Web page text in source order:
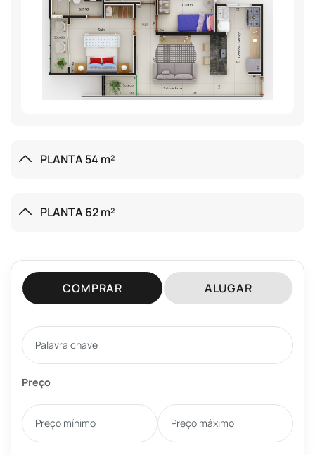
PLANTA 54 m²
PLANTA 62 m²
COMPRAR ALUGAR
Preço